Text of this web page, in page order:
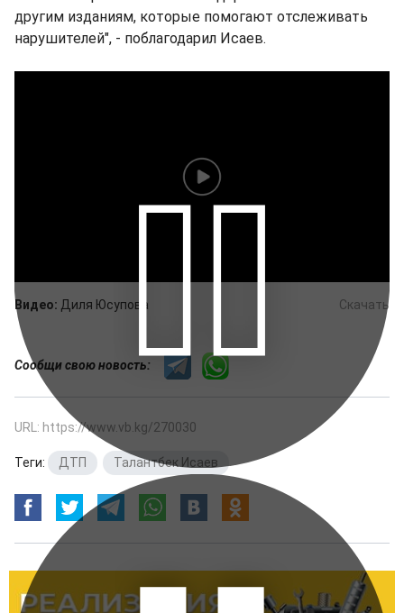
другим изданиям, которые помогают отслеживать
нарушителей", - поблагодарил Исаев.
Скачать
Видео: Диля Юсупова
Сообщи свою новость:
URL: https://www.vb.kg/270030
Теги: ДТП Талантбек Исаев